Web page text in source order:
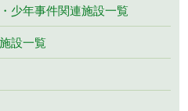
少年事件関連施設一覧
設一覧